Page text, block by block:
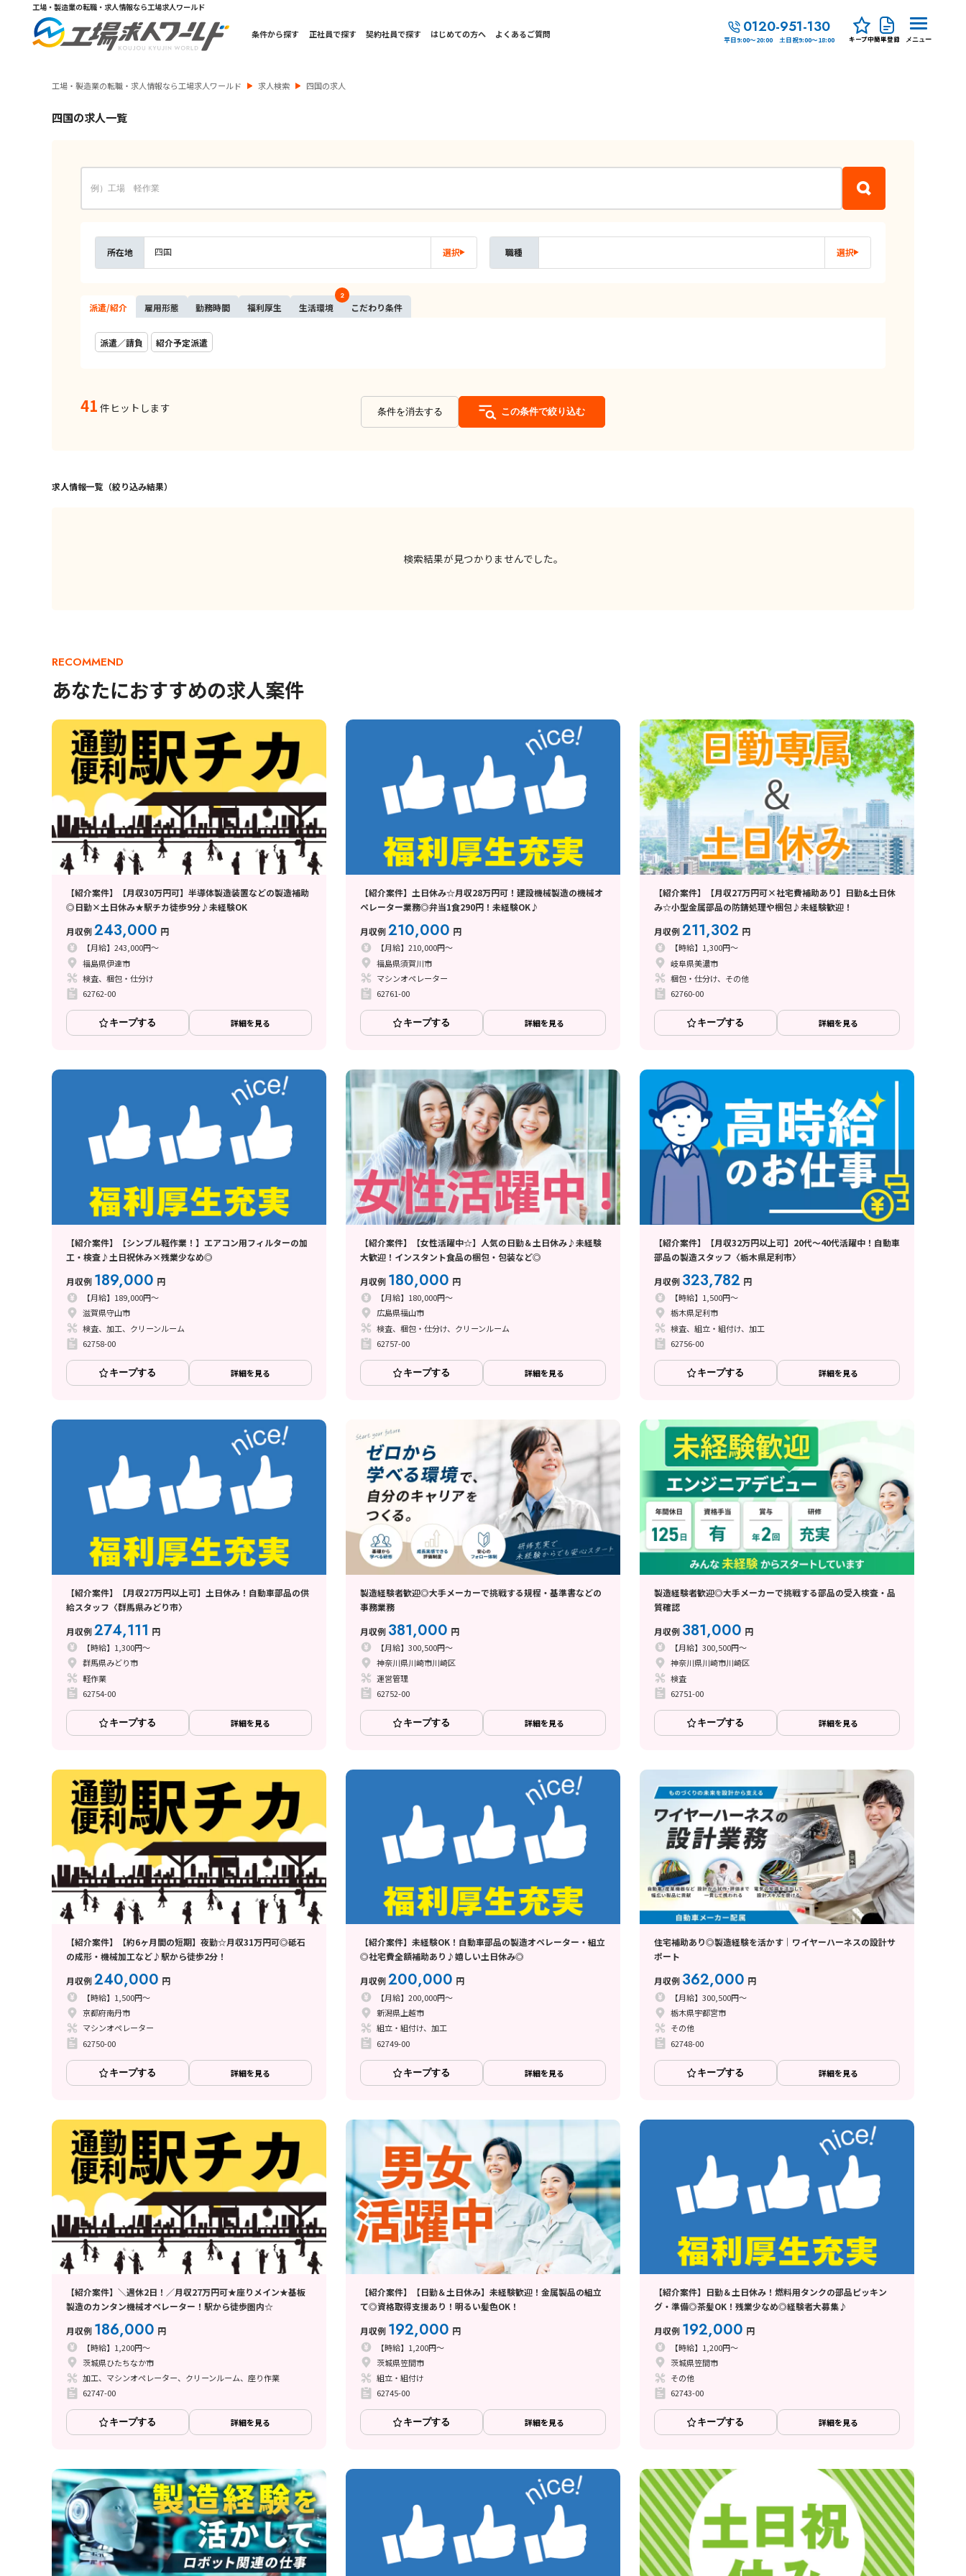
工場・製造業の転職・求人情報なら工場求人ワールド
条件から探す 正社員で探す 契約社員で探す はじめての方へ よくあるご質問 0120-951-130
平日9:00～20:00 土日祝9:00～18:00 キープ中簡単登録 メニュー
工場・製造業の転職・求人情報なら工場求人ワールド 求人検索 四国の求人
四国の求人一覧
所在地 四国 選択 職種 選択
派遣/紹介 雇用形態 勤務時間 福利厚生 生活環境
2
こだわり条件
派遣／請負 紹介予定派遣
41 件ヒットします 条件を消去する この条件で絞り込む
求人情報一覧（絞り込み結果）
検索結果が見つかりませんでした。
RECOMMEND
あなたにおすすめの求人案件
【紹介案件】【月収30万円可】半導体製造装置などの製造補助
◎日勤×土日休み★駅チカ徒歩9分♪未経験OK
月収例243,000 円
【月給】243,000円～
福島県伊達市
検査、梱包・仕分け
62762-00
キープする 詳細を見る
【紹介案件】土日休み☆月収28万円可！建設機械製造の機械オ
ペレーター業務◎弁当1食290円！未経験OK♪
月収例210,000 円
【月給】210,000円～
福島県須賀川市
マシンオペレーター
62761-00
キープする 詳細を見る
【紹介案件】【月収27万円可×社宅費補助あり】日勤&土日休
み☆小型金属部品の防錆処理や梱包♪未経験歓迎！
月収例211,302 円
【時給】1,300円～
岐阜県美濃市
梱包・仕分け、その他
62760-00
キープする 詳細を見る
【紹介案件】【シンプル軽作業！】エアコン用フィルターの加
工・検査♪土日祝休み×残業少なめ◎
月収例 189,000 円
【月給】189,000円～
滋賀県守山市
検査、加工、クリーンルーム
62758-00
キープする 詳細を見る
【紹介案件】【女性活躍中☆】人気の日勤＆土日休み♪未経験
大歓迎！インスタント食品の梱包・包装など◎
月収例 180,000 円
【月給】180,000円～
広島県福山市
検査、梱包・仕分け、クリーンルーム
62757-00
キープする 詳細を見る
【紹介案件】【月収32万円以上可】20代〜40代活躍中！自動車
部品の製造スタッフ〈栃木県足利市〉
月収例 323,782 円
【時給】1,500円～
栃木県足利市
検査、組立・組付け、加工
62756-00
キープする 詳細を見る
【紹介案件】【月収27万円以上可】土日休み！自動車部品の供
給スタッフ〈群馬県みどり市〉
月収例274,111 円
【時給】1,300円～
群馬県みどり市
軽作業
62754-00
キープする 詳細を見る
製造経験者歓迎◎大手メーカーで挑戦する規程・基準書などの
事務業務
月収例 381,000 円
【月給】300,500円～
神奈川県川崎市川崎区
運営管理
62752-00
キープする 詳細を見る
製造経験者歓迎◎大手メーカーで挑戦する部品の受入検査・品
質確認
月収例 381,000 円
【月給】300,500円～
神奈川県川崎市川崎区
検査
62751-00
キープする 詳細を見る
【紹介案件】【約6ヶ月間の短期】夜勤☆月収31万円可◎砥石
の成形・機械加工など♪駅から徒歩2分！
月収例240,000 円
【時給】1,500円～
京都府南丹市
マシンオペレーター
62750-00
キープする 詳細を見る
【紹介案件】未経験OK！自動車部品の製造オペレーター・組立
◎社宅費全額補助あり♪嬉しい土日休み◎
月収例200,000 円
【月給】200,000円～
新潟県上越市
組立・組付け、加工
62749-00
キープする 詳細を見る
住宅補助あり◎製造経験を活かす｜ワイヤーハーネスの設計サ
ポート
月収例 362,000 円
【月給】300,500円～
栃木県宇都宮市
その他
62748-00
キープする 詳細を見る
【紹介案件】＼週休2日！／月収27万円可★座りメイン★基板
製造のカンタン機械オペレーター！駅から徒歩圏内☆
月収例 186,000 円
【時給】1,200円～
茨城県ひたちなか市
加工、マシンオペレーター、クリーンルーム、座り作業
62747-00
キープする 詳細を見る
【紹介案件】【日勤＆土日休み】未経験歓迎！金属製品の組立
て◎資格取得支援あり！明るい髪色OK！
月収例 192,000 円
【時給】1,200円～
茨城県笠間市
組立・組付け
62745-00
キープする 詳細を見る
【紹介案件】日勤＆土日休み！燃料用タンクの部品ピッキン
グ・準備◎茶髪OK！残業少なめ◎経験者大募集♪
月収例 192,000 円
【時給】1,200円～
茨城県笠間市
その他
62743-00
キープする 詳細を見る